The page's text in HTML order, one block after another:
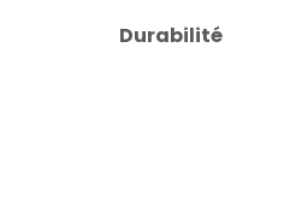
Durabilité